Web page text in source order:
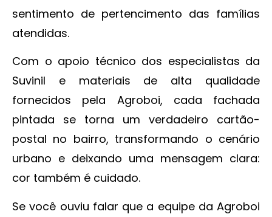
sentimento de pertencimento das famílias
atendidas.
Com o apoio técnico dos especialistas da
Suvinil e materiais de alta qualidade
fornecidos pela Agroboi, cada fachada
pintada se torna um verdadeiro cartão-
postal no bairro, transformando o cenário
urbano e deixando uma mensagem clara:
cor também é cuidado.
Se você ouviu falar que a equipe da Agroboi